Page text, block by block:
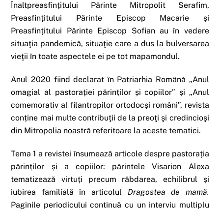
Înaltpreasfințitului Părinte Mitropolit Serafim,
Preasfințitului Părinte Episcop Macarie și
Preasfințitului Părinte Episcop Sofian au în vedere
situaţia pandemică, situaţie care a dus la bulversarea
vieţii în toate aspectele ei pe tot mapamondul.
Anul 2020 fiind declarat în Patriarhia Română „Anul
omagial al pastorației părinților și copiilor” și „Anul
comemorativ al filantropilor ortodocși români”, revista
conține mai multe contribuţii de la preoţi şi credincioşi
din Mitropolia noastră referitoare la aceste tematici.
Tema 1 a revistei însumează articole despre pastorația
părinților și a copiilor: părintele Visarion Alexa
tematizează virtuți precum răbdarea, echilibrul și
iubirea familială în articolul Dragostea de mamă.
Paginile periodicului continuă cu un interviu multiplu